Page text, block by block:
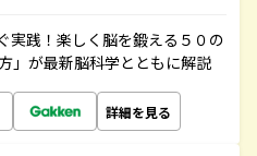
実践！楽しく脳を鍛える５０の
」が最新脳科学とともに解説
詳細を見る